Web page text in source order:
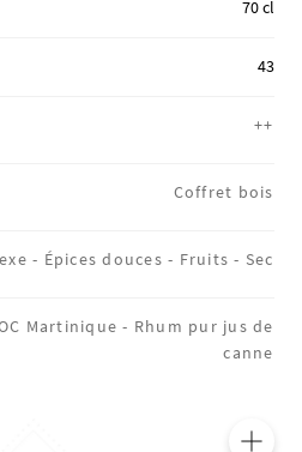
70 cl
43
++
Coffret bois
- Épices douces - Fruits - Sec
Martinique - Rhum pur jus de
canne